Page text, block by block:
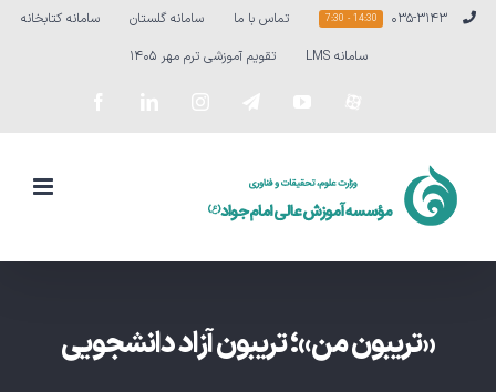
Skip
۰۳۵-۳۱۴۳ 14:30 - 7:30 تماس با ما سامانه گلستان
سامانه کتابخانه
سامانه LMS
تقویم آموزشی ترم مهر ۱۴۰۵
YouTubeسفارشی
«تریبون من»؛ تریبون آزاد دانشجویی